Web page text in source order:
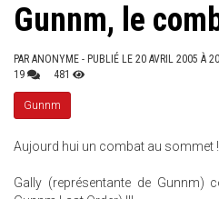
Gunnm, le
PAR ANONYME - PUBLIÉ LE 20 AVRIL 2005 À
19
481
Gunnm
Aujourd hui un combat au sommet
Gally (représentante de Gunnm)